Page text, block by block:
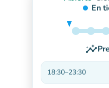
En
insights
18:30–23:30